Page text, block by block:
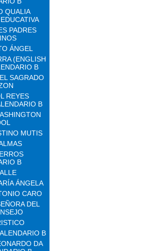
QUALIA
PADRES
ÁNGEL
(ENGLISH
B
SAGRADO
REYES
B
MUTIS
B
ÁNGELA
CARO
DEL
B
DA